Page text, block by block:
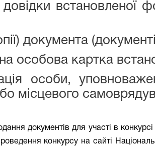
встановленої
документа
особова картка
особи,
місцевого
документів для участі в
конкурсу на сайті